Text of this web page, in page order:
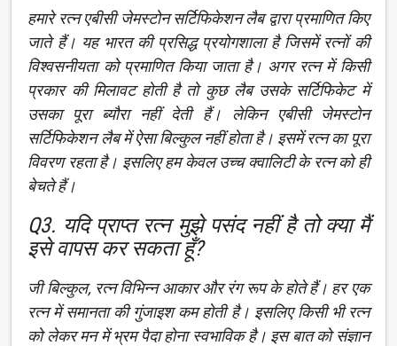
हमारे रत्न एबीसी जेमस्टोन सर्टिफिकेशन लैब द्वारा प्रमाणित किए
जाते हैं। यह भारत की प्रसिद्ध प्रयोगशाला है जिसमें रत्नों की
विश्वसनीयता को प्रमाणित किया जाता है। अगर रत्न में किसी
प्रकार की मिलावट होती है तो कुछ लैब उसके सर्टिफिकेट में
उसका पूरा ब्यौरा नहीं देती हैं। लेकिन एबीसी जेमस्टोन
सर्टिफिकेशन लैब में ऐसा बिल्कुल नहीं होता है। इसमें रत्न का पूरा
विवरण रहता है। इसलिए हम केवल उच्च क्वालिटी के रत्न को ही
बेचते हैं।
Q3. यदि प्राप्त रत्न मुझे पसंद नहीं है तो क्या मैं
इसे वापस कर सकता हूँ?
जी बिल्कुल, रत्न विभिन्न आकार और रंग रूप के होते हैं। हर एक
रत्न में समानता की गुंजाइश कम होती है। इसलिए किसी भी रत्न
को लेकर मन में भ्रम पैदा होना स्वभाविक है। इस बात को संज्ञान